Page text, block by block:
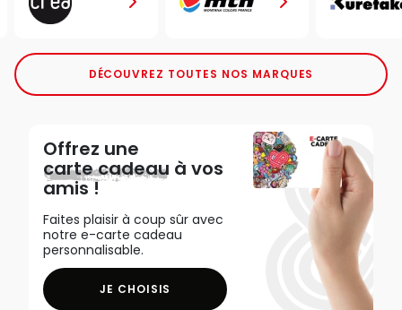
DÉCOUVREZ TOUTES NOS MARQUES
Offrez une
carte cadeau à vos
amis !
Faites plaisir à coup sûr avec
notre e-carte cadeau
personnalisable.
JE CHOISIS